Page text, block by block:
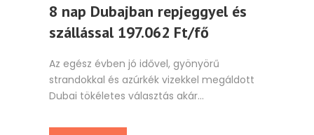
8 nap Dubajban repjeggyel és
szállással 197.062 Ft/fő
Az egész évben jó idővel, gyönyörű
strandokkal és azúrkék vizekkel megáldott
Dubai tökéletes választás akár...